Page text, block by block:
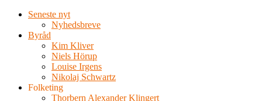
Seneste nyt
Nyhedsbreve
Byråd
Kim Kliver
Niels Hörup
Louise Irgens
Nikolaj Schwartz
Folketing
Thorbern Alexander Klingert